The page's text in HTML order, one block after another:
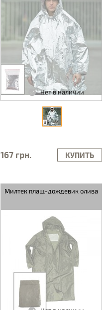
Нет в наличии
167 грн. КУПИТЬ
Милтек плащ-дождевик олива